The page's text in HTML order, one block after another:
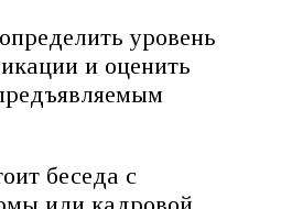
уровень
и оценить
беседа с